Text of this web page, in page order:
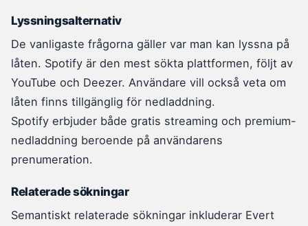
Lyssningsalternativ
De vanligaste frågorna gäller var man kan lyssna på
låten. Spotify är den mest sökta plattformen, följt av
YouTube och Deezer. Användare vill också veta om
låten finns tillgänglig för nedladdning.
Spotify erbjuder både gratis streaming och premium-
nedladdning beroende på användarens
prenumeration.
Relaterade sökningar
Semantiskt relaterade sökningar inkluderar Evert